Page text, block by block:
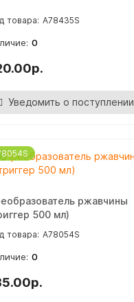
A78435S
0
Уведомить о поступлении
ржавчины
500 мл)
A78054S
0